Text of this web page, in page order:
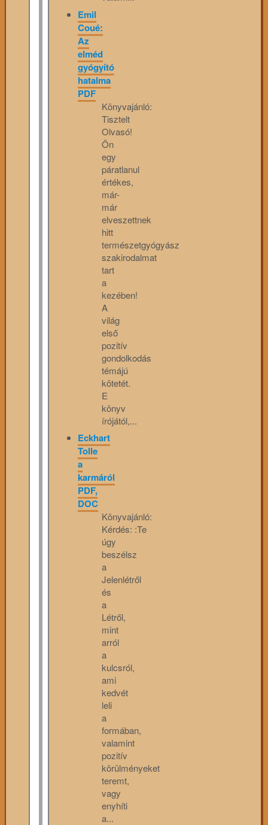
Emil
Coué:
Az
elméd
gyógyító
hatalma
PDF
Könyvajánló:
Tisztelt
Olvasó!
Ön
egy
páratlanul
értékes,
már-
már
elveszettnek
hitt
természetgyógyász
szakirodalmat
tart
a
kezében!
A
világ
első
pozitív
gondolkodás
témájú
kötetét.
E
könyv
írójától,...
Eckhart
Tolle
a
karmáról
PDF,
DOC
Könyvajánló:
Kérdés: :Te
úgy
beszélsz
a
Jelenlétről
és
a
Létről,
mint
arról
a
kulcsról,
ami
kedvét
leli
a
formában,
valamint
pozitív
körülményeket
teremt,
vagy
enyhíti
a...